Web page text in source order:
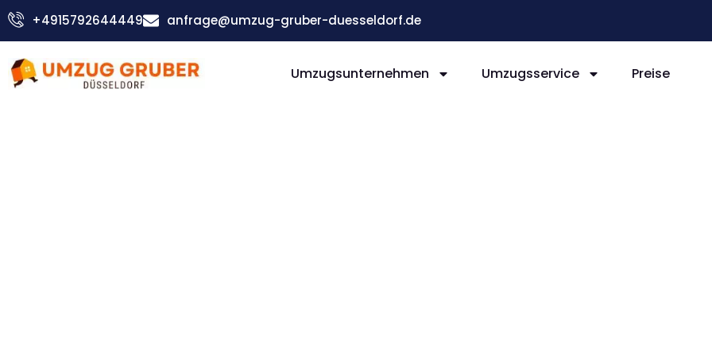
Zum
Inhalt
+4915792644449 anfrage@umzug-gruber-duesseldorf.de
Umzugsunternehmen Umzugsservice Preise